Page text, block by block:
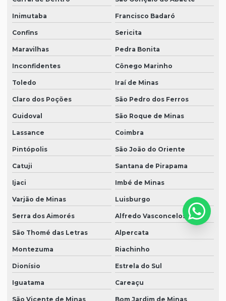
Inimutaba Francisco Badaró
Confins Sericita
Maravilhas Pedra Bonita
Inconfidentes Cônego Marinho
Toledo Iraí de Minas
Claro dos Poções São Pedro dos Ferros
Guidoval São Roque de Minas
Lassance Coimbra
Pintópolis São João do Oriente
Catuji Santana de Pirapama
Ijaci Imbé de Minas
Varjão de Minas Luisburgo
Serra dos Aimorés Alfredo Vasconcelos
São Thomé das Letras Alpercata
Montezuma Riachinho
Dionísio Estrela do Sul
Iguatama Careaçu
São Vicente de Minas Bom Jardim de Minas